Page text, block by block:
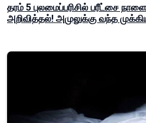
தரம் 5 புலமைப்பரிசில் பரீட்சை
அறிவித்தல்! அமுலுக்கு வந்த